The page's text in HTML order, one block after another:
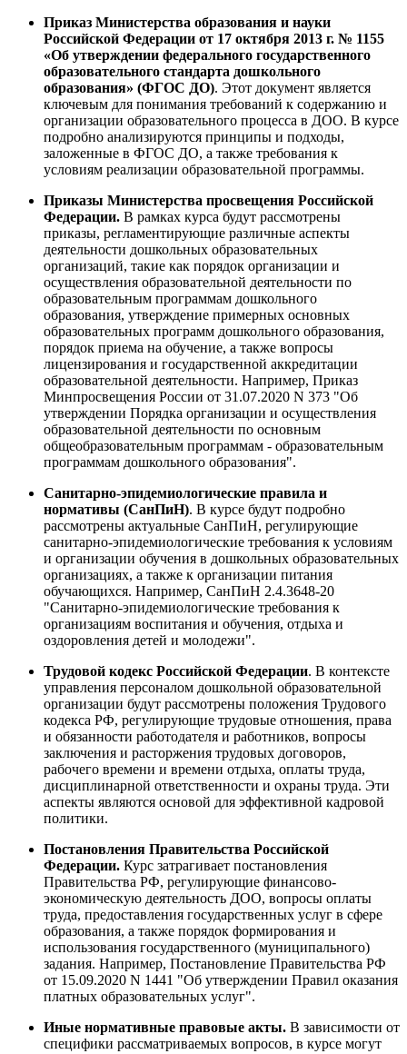
Приказ Министерства образования и науки
Российской Федерации от 17 октября 2013 г. № 1155
«Об утверждении федерального государственного
образовательного стандарта дошкольного
образования» (ФГОС ДО). Этот документ является
ключевым для понимания требований к содержанию и
организации образовательного процесса в ДОО. В курсе
подробно анализируются принципы и подходы,
заложенные в ФГОС ДО, а также требования к
условиям реализации образовательной программы.
Приказы Министерства просвещения Российской
Федерации. В рамках курса будут рассмотрены
приказы, регламентирующие различные аспекты
деятельности дошкольных образовательных
организаций, такие как порядок организации и
осуществления образовательной деятельности по
образовательным программам дошкольного
образования, утверждение примерных основных
образовательных программ дошкольного образования,
порядок приема на обучение, а также вопросы
лицензирования и государственной аккредитации
образовательной деятельности. Например, Приказ
Минпросвещения России от 31.07.2020 N 373 "Об
утверждении Порядка организации и осуществления
образовательной деятельности по основным
общеобразовательным программам - образовательным
программам дошкольного образования".
Санитарно-эпидемиологические правила и
нормативы (СанПиН). В курсе будут подробно
рассмотрены актуальные СанПиН, регулирующие
санитарно-эпидемиологические требования к условиям
и организации обучения в дошкольных образовательных
организациях, а также к организации питания
обучающихся. Например, СанПиН 2.4.3648-20
"Санитарно-эпидемиологические требования к
организациям воспитания и обучения, отдыха и
оздоровления детей и молодежи".
Трудовой кодекс Российской Федерации. В контексте
управления персоналом дошкольной образовательной
организации будут рассмотрены положения Трудового
кодекса РФ, регулирующие трудовые отношения, права
и обязанности работодателя и работников, вопросы
заключения и расторжения трудовых договоров,
рабочего времени и времени отдыха, оплаты труда,
дисциплинарной ответственности и охраны труда. Эти
аспекты являются основой для эффективной кадровой
политики.
Постановления Правительства Российской
Федерации. Курс затрагивает постановления
Правительства РФ, регулирующие финансово-
экономическую деятельность ДОО, вопросы оплаты
труда, предоставления государственных услуг в сфере
образования, а также порядок формирования и
использования государственного (муниципального)
задания. Например, Постановление Правительства РФ
от 15.09.2020 N 1441 "Об утверждении Правил оказания
платных образовательных услуг".
Иные нормативные правовые акты. В зависимости от
специфики рассматриваемых вопросов, в курсе могут